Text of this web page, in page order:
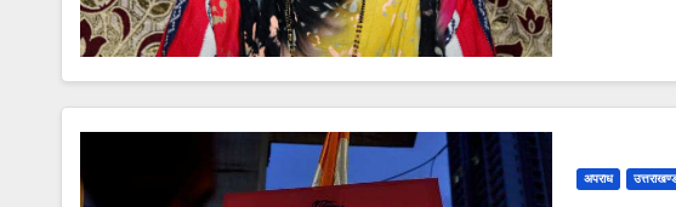
अपराध